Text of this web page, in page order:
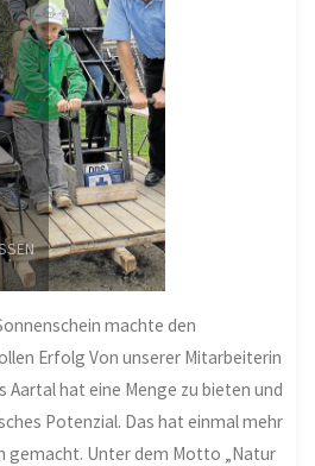
machte den
Erfolg Von unserer Mitarbeiterin
Aartal hat eine Menge zu bieten und
Potenzial. Das hat einmal mehr
gemacht. Unter dem Motto „Natur